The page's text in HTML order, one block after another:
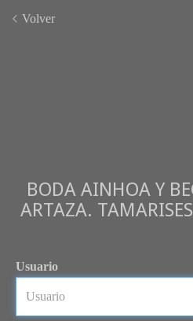
Volver
BODA AINHOA Y
ARTAZA.
Usuario